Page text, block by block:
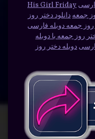
His Girl Friday
جمعهدانلود دختر روز
روز جمعه دوبله فارسی
روز جمعه با دوبله
دوبله دختر روز